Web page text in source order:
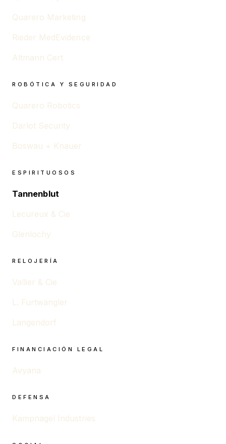
Quarero Marketing
Rieder MedEvidence
Altmann Cert
ROBÓTICA Y SEGURIDAD
Quarero Robotics
Darlot Security
Boswau + Knauer
ESPIRITUOSOS
Tannenblut
Lecureux & Cie
Glenlochy
RELOJERÍA
Vallier & Cie
L. Furtwängler
Langendorf
FINANCIACIÓN LEGAL
Avyana
DEFENSA
Kampnagel Industries